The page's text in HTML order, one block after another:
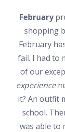
February
shopping
February
fail. I had to
of our
experience
it? An outfit
school.
was able to